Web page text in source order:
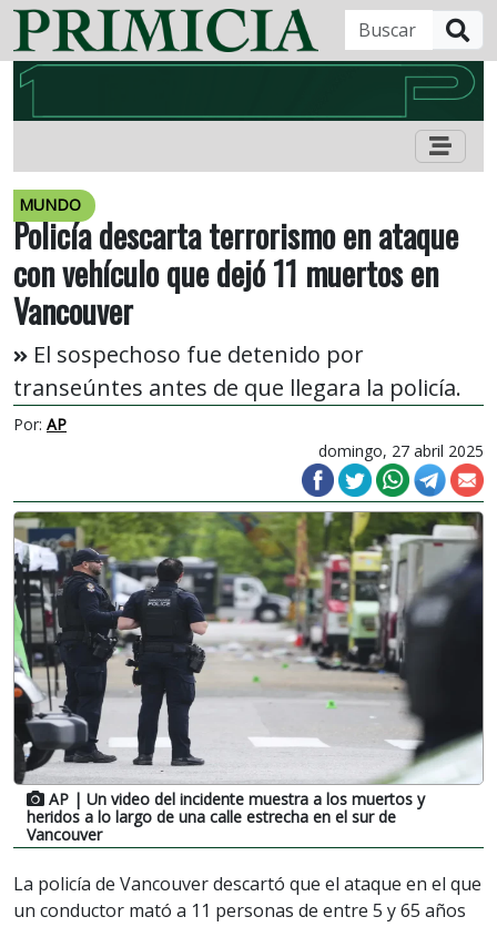
MUNDO
Policía descarta terrorismo en ataque
con vehículo que dejó 11 muertos en
Vancouver
El sospechoso fue detenido por
transeúntes antes de que llegara la policía.
Por: AP
domingo, 27 abril 2025
AP | Un video del incidente muestra a los muertos y
heridos a lo largo de una calle estrecha en el sur de
Vancouver
La policía de Vancouver descartó que el ataque en el que
un conductor mató a 11 personas de entre 5 y 65 años